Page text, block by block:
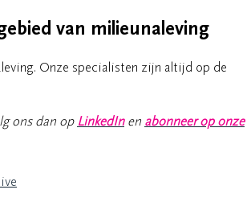
van milieunaleving
Onze specialisten zijn altijd op de
ons dan op LinkedInen abonneer op onze